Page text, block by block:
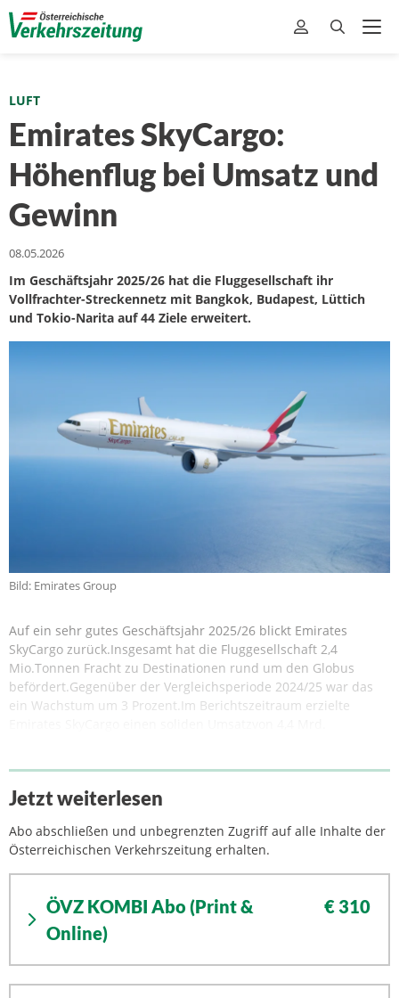
LUFT
Emirates SkyCargo:
Höhenflug bei Umsatz und
Gewinn
08.05.2026
Im Geschäftsjahr 2025/26 hat die Fluggesellschaft ihr
Vollfrachter-Streckennetz mit Bangkok, Budapest, Lüttich
und Tokio-Narita auf 44 Ziele erweitert.
Bild: Emirates Group
Auf ein sehr gutes Geschäftsjahr 2025/26 blickt Emirates
SkyCargo zurück.Insgesamt hat die Fluggesellschaft 2,4
Mio.Tonnen Fracht zu Destinationen rund um den Globus
befördert.Gegenüber der Vergleichsperiode 2024/25 war das
ein Wachstum um 3 Prozent.Im Berichtszeitraum erzielte
Jetzt weiterlesen
Abo abschließen und unbegrenzten Zugriff auf alle Inhalte der
Österreichischen Verkehrszeitung erhalten.
ÖVZ KOMBI Abo (Print &
Online)
€ 310